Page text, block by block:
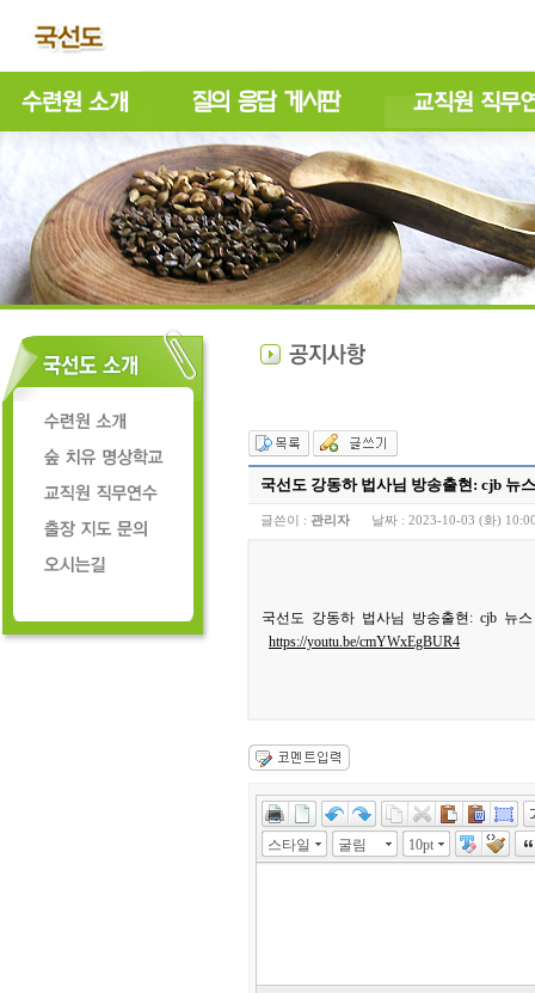
국선도 강동하 법사님 방송출현: cjb 뉴
글쓴이 : 관리자 날짜 : 2023-10-03 (화)
국선도 강동하 법사님 방송출현: cjb 뉴
https://youtu.be/cmYWxEgBUR4
스타일 굴림 10pt